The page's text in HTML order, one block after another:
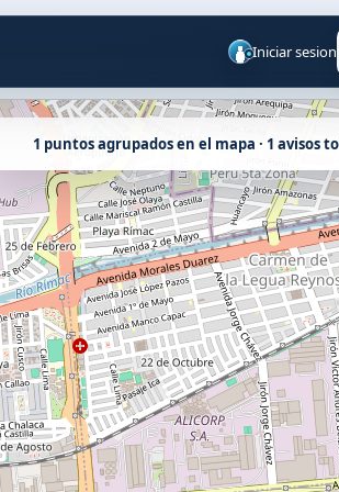
Iniciar sesion
1 puntos agrupados en el mapa · 1 avisos